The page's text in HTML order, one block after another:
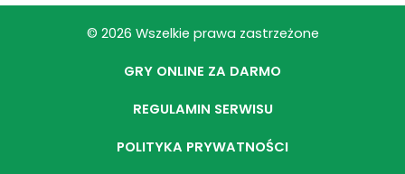
© 2026 Wszelkie prawa zastrzeżone
GRY ONLINE ZA DARMO
REGULAMIN SERWISU
POLITYKA PRYWATNOŚCI